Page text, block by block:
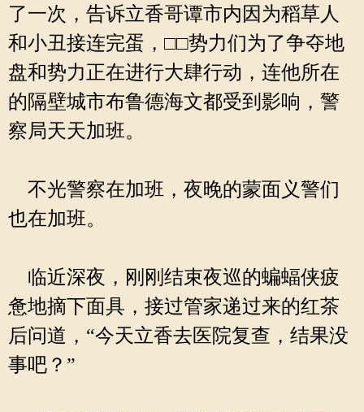
了一次，告诉立香哥谭市内因为稻草人
和小丑接连完蛋，□□势力们为了争夺地
盘和势力正在进行大肆行动，连他所在
的隔壁城市布鲁德海文都受到影响，警
察局天天加班。
不光警察在加班，夜晚的蒙面义警们
也在加班。
临近深夜，刚刚结束夜巡的蝙蝠侠疲
惫地摘下面具，接过管家递过来的红茶
后问道，“今天立香去医院复查，结果没
事吧？”